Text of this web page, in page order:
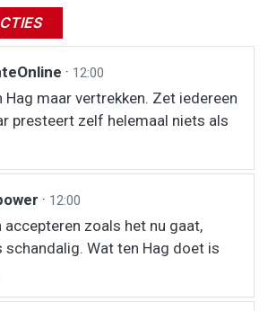
· 12:00
Hag maar vertrekken. Zet iedereen
presteert zelf helemaal niets als
· 12:00
accepteren zoals het nu gaat,
schandalig. Wat ten Hag doet is